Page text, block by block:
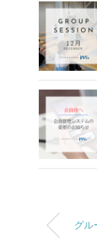
グル